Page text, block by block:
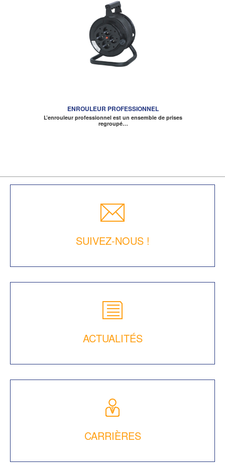
ENROULEUR PROFESSIONNEL
L’enrouleur professionnel est un ensemble de prises
regroupé…
SUIVEZ-NOUS !
ACTUALITÉS
CARRIÈRES